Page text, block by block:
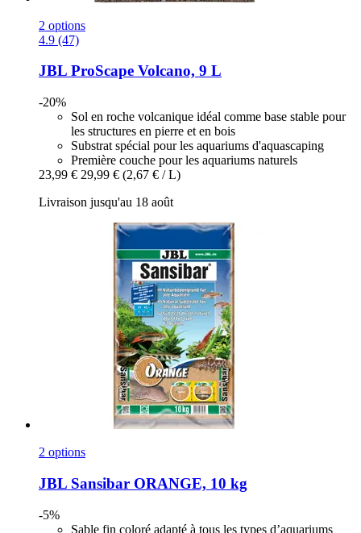
2 options
4.9 (47)
JBL ProScape Volcano, 9 L
-20%
Sol en roche volcanique idéal comme base stable pour
les structures en pierre et en bois
Substrat spécial pour les aquariums d'aquascaping
Première couche pour les aquariums naturels
23,99 € 29,99 € (2,67 € / L)
Livraison jusqu'au 18 août
2 options
JBL Sansibar ORANGE, 10 kg
-5%
Sable fin coloré adapté à tous les types d’aquariums